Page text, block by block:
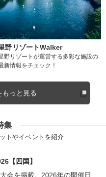
野リゾートWalker
野リゾートが運営する多彩な施設の
新情報をチェック！
もっと見る
集
トやイベントを紹介
【四国】
会を掲載。2026年の開催日、